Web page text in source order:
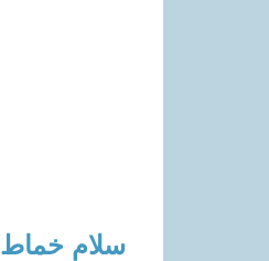
سلام خماط